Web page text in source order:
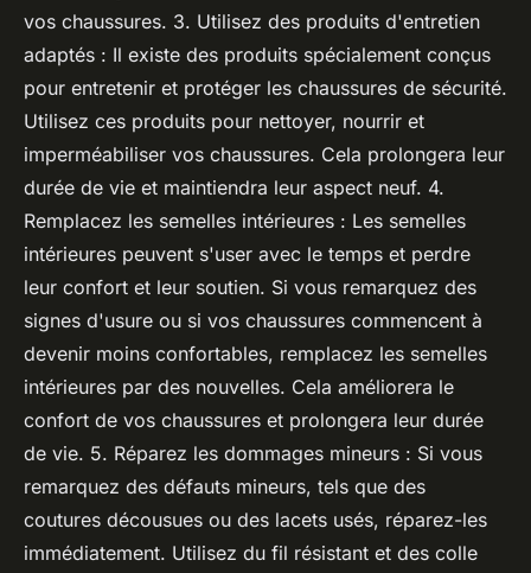
vos chaussures. 3. Utilisez des produits d'entretien
adaptés : Il existe des produits spécialement conçus
pour entretenir et protéger les chaussures de sécurité.
Utilisez ces produits pour nettoyer, nourrir et
imperméabiliser vos chaussures. Cela prolongera leur
durée de vie et maintiendra leur aspect neuf. 4.
Remplacez les semelles intérieures : Les semelles
intérieures peuvent s'user avec le temps et perdre
leur confort et leur soutien. Si vous remarquez des
signes d'usure ou si vos chaussures commencent à
devenir moins confortables, remplacez les semelles
intérieures par des nouvelles. Cela améliorera le
confort de vos chaussures et prolongera leur durée
de vie. 5. Réparez les dommages mineurs : Si vous
remarquez des défauts mineurs, tels que des
coutures décousues ou des lacets usés, réparez-les
immédiatement. Utilisez du fil résistant et des colle